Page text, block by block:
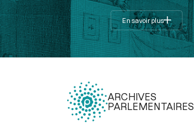
En savoir plus
ARCHIVES
PARLEMENTAIRES